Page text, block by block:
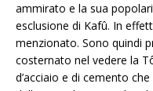
ammirato e la sua
esclusione di Kafû. In
menzionato. Sono quindi
costernato nel vedere la
d’acciaio e di cemento